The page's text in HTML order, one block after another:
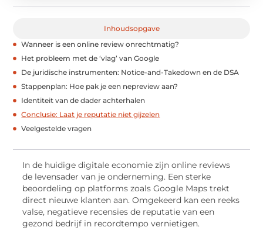
Inhoudsopgave
Wanneer is een online review onrechtmatig?
Het probleem met de ‘vlag’ van Google
De juridische instrumenten: Notice-and-Takedown en de DSA
Stappenplan: Hoe pak je een nepreview aan?
Identiteit van de dader achterhalen
Conclusie: Laat je reputatie niet gijzelen
Veelgestelde vragen
In de huidige digitale economie zijn online reviews
de levensader van je onderneming. Een sterke
beoordeling op platforms zoals Google Maps trekt
direct nieuwe klanten aan. Omgekeerd kan een reeks
valse, negatieve recensies de reputatie van een
gezond bedrijf in recordtempo vernietigen.